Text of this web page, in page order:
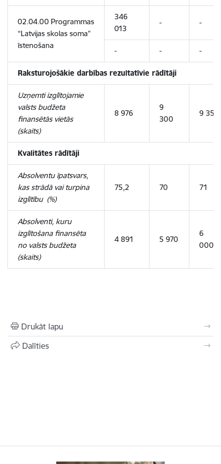
02.04.00 Programmas
“Latvijas skolas soma”
īstenošana
346
013
- -
- - -
Raksturojošākie darbības rezultatīvie rādītāji
Uzņemti izglītojamie
valsts budžeta
finansētās vietās
(skaits)
8 976
9
300
9 350
Kvalitātes rādītāji
Absolventu īpatsvars,
kas strādā vai turpina
izglītību (%)
75,2 70 71
Absolventi, kuru
izglītošana finansēta
no valsts budžeta
(skaits)
4 891 5 970
6
000
Drukāt lapu
Dalīties